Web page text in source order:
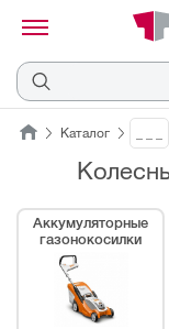
Отмена
на
QR-
штрихкод,
расположенный
Каталог
Аккумуляторные
газонокосилки